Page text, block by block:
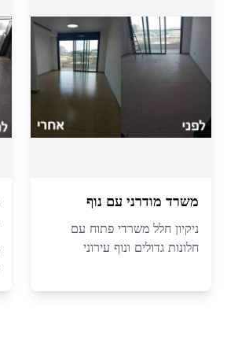
משרד מודרני עם נוף
ניקיון חלל משרדי פתוח עם
חלונות גדולים ונוף עירוני